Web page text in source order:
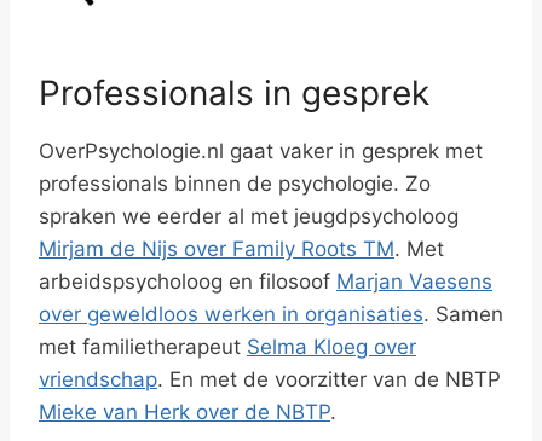
Professionals in gesprek
OverPsychologie.nl gaat vaker in gesprek met
professionals binnen de psychologie. Zo
spraken we eerder al met jeugdpsycholoog
Mirjam de Nijs over Family Roots TM. Met
arbeidspsycholoog en filosoof Marjan Vaesens
over geweldloos werken in organisaties. Samen
met familietherapeut Selma Kloeg over
vriendschap. En met de voorzitter van de NBTP
Mieke van Herk over de NBTP.